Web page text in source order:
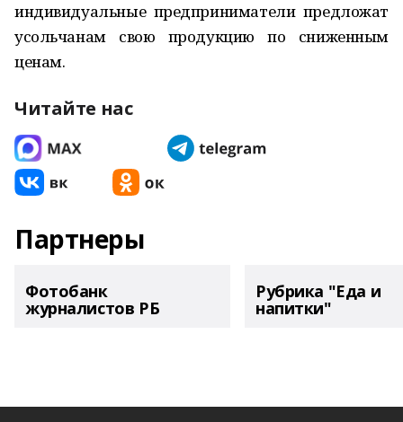
индивидуальные предприниматели предложат
усольчанам свою продукцию по сниженным
ценам.
Читайте нас
Партнеры
Фотобанк
журналистов РБ
Рубрика "Еда и
напитки"